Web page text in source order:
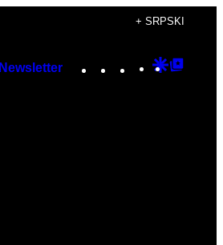
+ SRPSKI
Newsletter Instagram
TikTok
YouTube
Google